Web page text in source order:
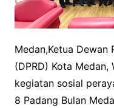
Medan,Ketua Dewan
(DPRD) Kota Medan,
kegiatan sosial
8 Padang Bulan